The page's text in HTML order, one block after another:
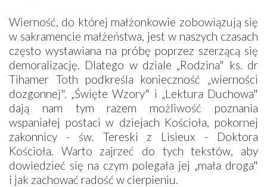
Wierność, do której małżonkowie zobowiązują się
w sakramencie małżeństwa, jest w naszych czasach
często wystawiana na próbę poprzez szerzącą się
demoralizację. Dlatego w dziale „Rodzina" ks. dr
Tihamer Toth podkreśla konieczność „wierności
dozgonnej". „Święte Wzory" i „Lektura Duchowa"
dają nam tym razem możliwość poznania
wspaniałej postaci w dziejach Kościoła, pokornej
zakonnicy - św. Tereski z Lisieux - Doktora
Kościoła. Warto zajrzeć do tych tekstów, aby
dowiedzieć się na czym polegała jej „mała droga"
i jak zachować radość w cierpieniu.